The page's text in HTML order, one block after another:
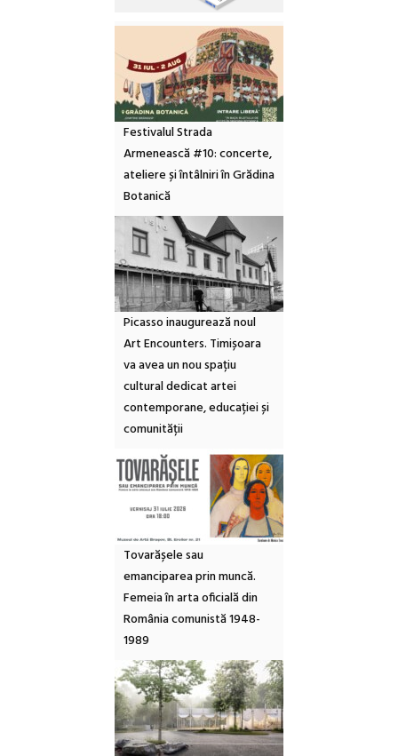
Festivalul Strada
Armenească #10: concerte,
ateliere și întâlniri în Grădina
Botanică
Picasso inaugurează noul
Art Encounters. Timișoara
va avea un nou spațiu
cultural dedicat artei
contemporane, educației și
comunității
Tovarășele sau
emanciparea prin muncă.
Femeia în arta oficială din
România comunistă 1948-
1989